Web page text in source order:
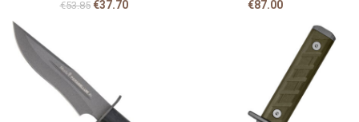
€53.85 €37.70 €87.00